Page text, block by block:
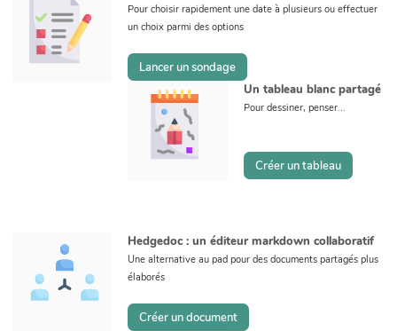
Pour choisir rapidement une date à plusieurs ou effectuer
un choix parmi des options
Lancer un sondage
Un tableau blanc partagé
Pour dessiner, penser...
Créer un tableau
Hedgedoc : un éditeur markdown collaboratif
Une alternative au pad pour des documents partagés plus
élaborés
Créer un document